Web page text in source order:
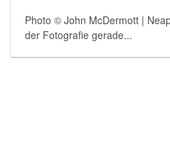
Photo © John McDermott |
der Fotografie gerade...